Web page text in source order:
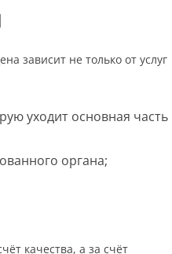
зависит не только от услуг
уходит основная часть
органа;
качества, а за счёт